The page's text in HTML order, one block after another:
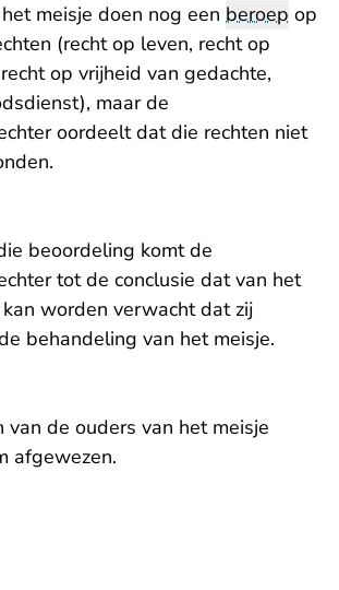
meisje doen nog een beroep op
(recht op leven, recht op
op vrijheid van gedachte,
maar de
oordeelt dat die rechten niet
beoordeling komt de
tot de conclusie dat van het
worden verwacht dat zij
behandeling van het meisje.
van de ouders van het meisje
afgewezen.